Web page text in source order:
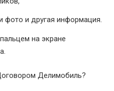
фото и другая информация.
на экране
Делимобиль?